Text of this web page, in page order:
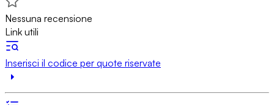
Nessuna recensione
Link utili
Inserisci il codice per quote riservate